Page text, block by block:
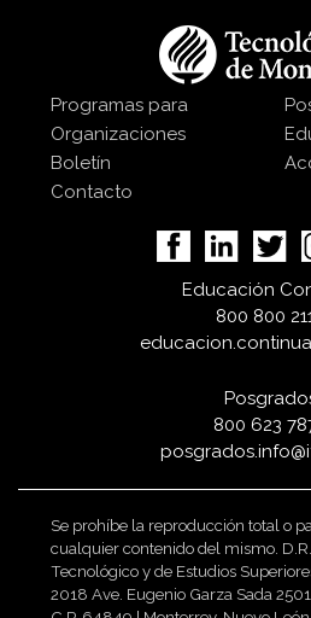
Programas para
Organizaciones
Boletín
Contacto
Educación
800 800
800 623
Se prohíbe la reproducción total o
cualquier contenido del mismo.
Tecnológico y de Estudios
2018 Ave. Eugenio Garza Sada